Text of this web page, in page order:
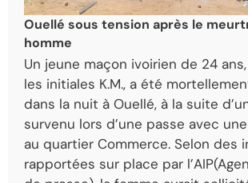
Ouellé sous tension après le
homme
Un jeune maçon ivoirien de 24
les initiales K.M., a été
dans la nuit à Ouellé, à la suite
survenu lors d’une passe avec
au quartier Commerce. Selon des
rapportées sur place par l’